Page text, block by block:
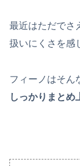
最近はただでさ
扱いにくさを感
フィーノはそん
しっかりまとめ